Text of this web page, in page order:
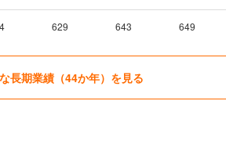
629 643 649
長期業績（44か年）を見る